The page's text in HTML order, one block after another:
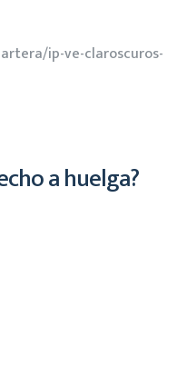
ip-ve-claroscuros-
a huelga?